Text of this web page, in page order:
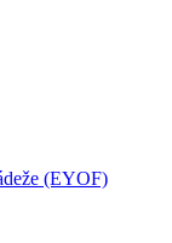
(EYOF)